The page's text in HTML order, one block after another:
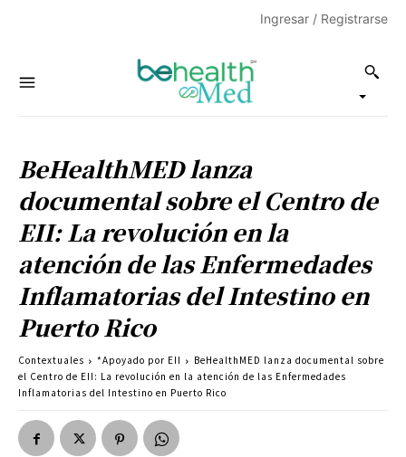
Ingresar / Registrarse
BeHealthMED lanza
documental sobre el Centro de
EII: La revolución en la
atención de las Enfermedades
Inflamatorias del Intestino en
Puerto Rico
Contextuales *Apoyado por EII
BeHealthMED lanza documental sobre
el Centro de EII: La revolución en la atención de las Enfermedades
Inflamatorias del Intestino en Puerto Rico